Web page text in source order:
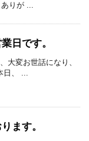
りが ...
日です。
大変お世話になり、
日、 ...
ます。